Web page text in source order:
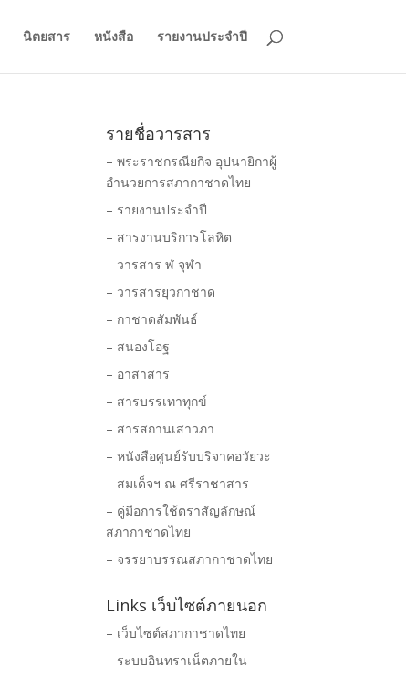
นิตยสาร หนังสือ รายงานประจำปี
รายชื่อวารสาร
– พระราชกรณียกิจ อุปนายิกาผู้
อำนวยการสภากาชาดไทย
– รายงานประจำปี
– สารงานบริการโลหิต
– วารสาร ฬ จุฬา
– วารสารยุวกาชาด
– กาชาดสัมพันธ์
– สนองโอฐ
– อาสาสาร
– สารบรรเทาทุกข์
– สารสถานเสาวภา
– หนังสือศูนย์รับบริจาคอวัยวะ
– สมเด็จฯ ณ ศรีราชาสาร
– คู่มือการใช้ตราสัญลักษณ์
สภากาชาดไทย
– จรรยาบรรณสภากาชาดไทย
Links เว็บไซต์ภายนอก
– เว็บไซต์สภากาชาดไทย
– ระบบอินทราเน็ตภายใน